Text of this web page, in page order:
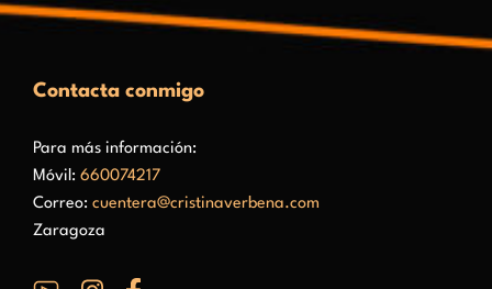
Contacta conmigo
Para más información:
Móvil: 660074217
Correo: cuentera@cristinaverbena.com
Zaragoza